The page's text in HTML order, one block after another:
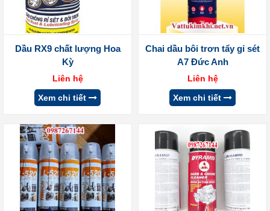
Dầu RX9 chất lượng Hoa
Kỳ
Liên hệ
Xem chi tiết
Chai dầu bôi trơn tẩy gỉ sét
A7 Đức Anh
Liên hệ
Xem chi tiết